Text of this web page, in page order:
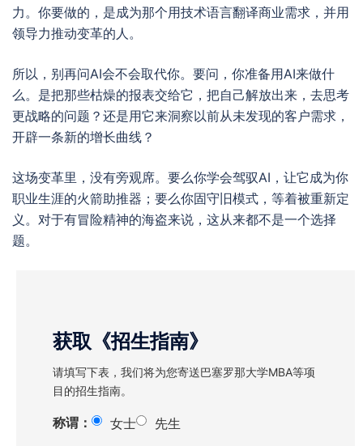
力。你要做的，是成为那个用技术语言翻译商业需求，并用
领导力推动变革的人。
所以，别再问AI会不会取代你。要问，你准备用AI来做什
么。是把那些枯燥的报表交给它，把自己解放出来，去思考
更战略的问题？还是用它来洞察以前从未发现的客户需求，
开辟一条新的增长曲线？
这场变革里，没有旁观席。要么你学会驾驭AI，让它成为你
职业生涯的火箭助推器；要么你固守旧模式，等着被重新定
义。对于有冒险精神的海盗来说，这从来都不是一个选择
题。
获取《招生指南》
请填写下表，我们将为您寄送巴塞罗那大学MBA等项
目的招生指南。
称谓： 女士 先生